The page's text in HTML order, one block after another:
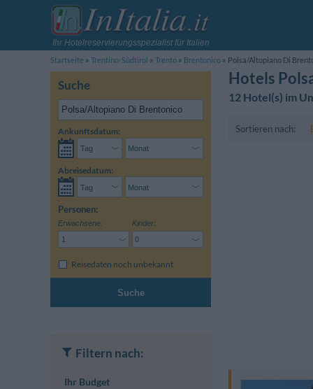
Ihr Hotelreservierungsspezialist für Italien
Startseite
Trentino-Südtirol Trento Brentonico Polsa/Altopiano Di
Suche
Ankunftsdatum:
Abreisedatum:
Personen:
Erwachsene: Kinder:
Reisedaten noch unbekannt
Suche
Hotels
12 Hotel(s) im
Sortieren nach:
Filtern nach:
Ihr Budget